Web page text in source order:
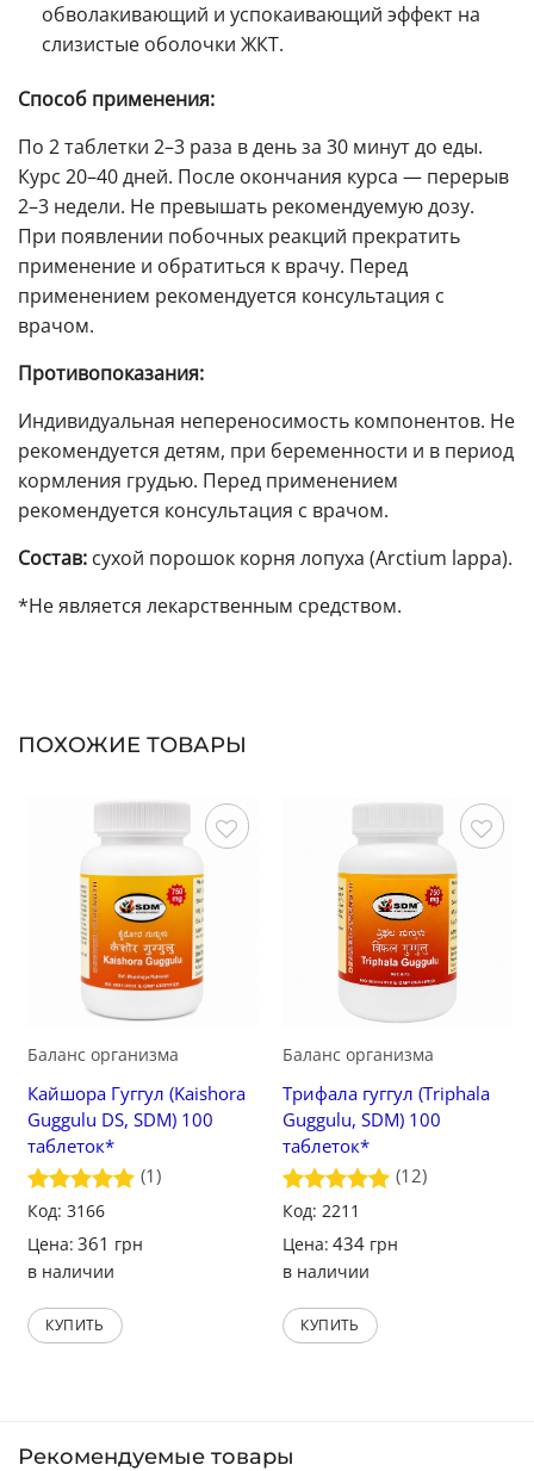
обволакивающий и успокаивающий эффект на
слизистые оболочки ЖКТ.
Способ применения:
По 2 таблетки 2–3 раза в день за 30 минут до еды.
Курс 20–40 дней. После окончания курса — перерыв
2–3 недели. Не превышать рекомендуемую дозу.
При появлении побочных реакций прекратить
применение и обратиться к врачу. Перед
применением рекомендуется консультация с
врачом.
Противопоказания:
Индивидуальная непереносимость компонентов. Не
рекомендуется детям, при беременности и в период
кормления грудью. Перед применением
рекомендуется консультация с врачом.
Состав: сухой порошок корня лопуха (Arctium lappa).
*Не является лекарственным средством.
ПОХОЖИЕ ТОВАРЫ
Сохранить
Баланс организма
Кайшора Гуггул (Kaishora
Guggulu DS, SDM) 100
таблеток*
Оценка
(1)
Код: 3166
Цена: 361 грн
в наличии
КУПИТЬ
Сохранить
Баланс организма
Трифала гуггул (Triphala
Guggulu, SDM) 100
таблеток*
Оценка
(12)
Код: 2211
Цена: 434 грн
в наличии
КУПИТЬ
Рекомендуемые товары